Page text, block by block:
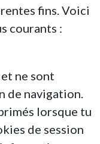
fins. Voici
courants :
ne sont
de navigation.
lorsque tu
de session